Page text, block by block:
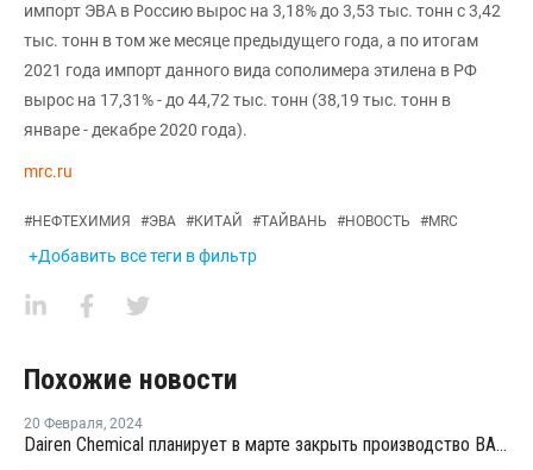
импорт ЭВА в Россию вырос на 3,18% до 3,53 тыс. тонн с 3,42
тыс. тонн в том же месяце предыдущего года, а по итогам
2021 года импорт данного вида сополимера этилена в РФ
вырос на 17,31% - до 44,72 тыс. тонн (38,19 тыс. тонн в
январе - декабре 2020 года).
mrc.ru
#НЕФТЕХИМИЯ #ЭВА #КИТАЙ #ТАЙВАНЬ #НОВОСТЬ #MRC
+Добавить все теги в фильтр
Похожие новости
20 Февраля, 2024
Dairen Chemical планирует в марте закрыть производство ВАМ в Майлиао